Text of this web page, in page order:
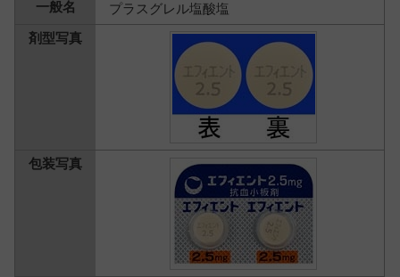
プラスグレル塩酸塩